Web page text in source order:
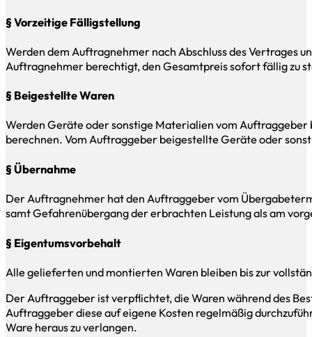
§ Vorzeitige Fälligstellung
Werden dem Auftragnehmer nach Abschluss des Vertrages
Auftragnehmer berechtigt, den Gesamtpreis sofort fällig zu
§ Beigestellte Waren
Werden Geräte oder sonstige Materialien vom
berechnen. Vom Auftraggeber beigestellte Geräte oder
§ Übernahme
Der Auftragnehmer hat den Auftraggeber vom
samt Gefahrenübergang der erbrachten Leistung als am
§ Eigentumsvorbehalt
Alle gelieferten und montierten Waren bleiben bis zur
Der Auftraggeber ist verpflichtet, die Waren während des
Auftraggeber diese auf eigene Kosten regelmäßig
Ware heraus zu verlangen.